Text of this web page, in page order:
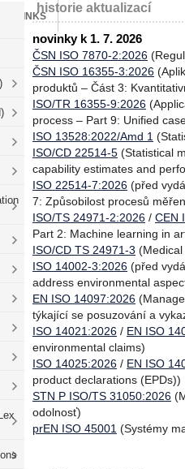
LINKS
historie aktualizací
novinky k 1. 7. 2026
ČSN ISO 7870-2:2026
ČSN ISO 16355-3:2026
produktů – Část 3:
ISO/TR 16355-9:2026
process – Part 9: Unified
ISO 13528:2022/Amd 1
ISO/CD 22514-5 (Statistical
capability estimates and
ISO 22514-7:2026 (před
7: Způsobilost procesů
ISO/TS 24971-2:2026 / CEN
Part 2: Machine learning in
ISO/CD TS 24971-3
ISO 14002-3:2026 (před
address environmental
EN ISO 14097:2026
týkající se posuzování a
ISO 14021:2026 / EN ISO
environmental claims)
ISO 14025:2026 / EN ISO
product declarations (EPDs))
STN P ISO/TS 31050:2026
odolnosť)
prEN ISO 45001 (Systémy